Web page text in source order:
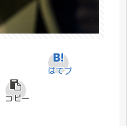
はてブ
コピー